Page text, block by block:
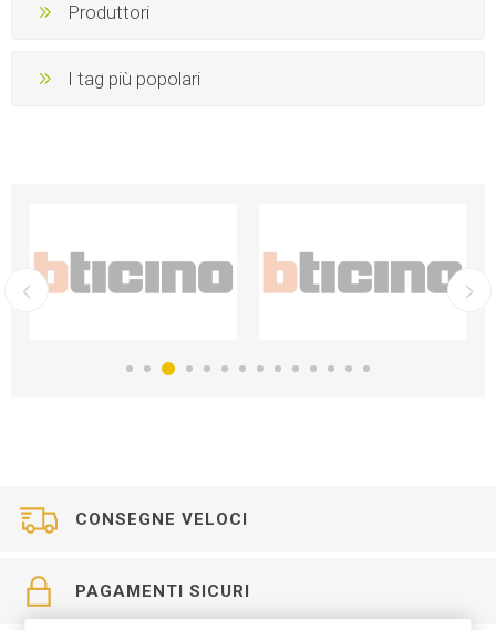
Produttori
I tag più popolari
CONSEGNE VELOCI
PAGAMENTI SICURI